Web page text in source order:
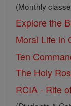
(Monthly
Explore the
Moral Life in
Ten
The Holy
RCIA - Rite